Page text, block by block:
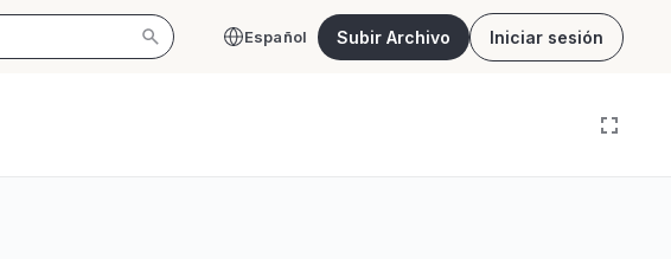
Español Subir Archivo Iniciar sesión